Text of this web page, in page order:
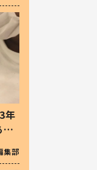
年
集部